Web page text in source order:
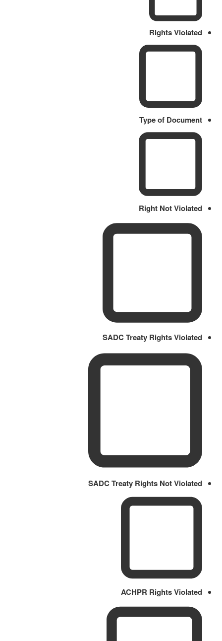
Rights Violated
Type of Document
Right Not Violated
SADC Treaty Rights Violated
SADC Treaty Rights Not Violated
ACHPR Rights Violated